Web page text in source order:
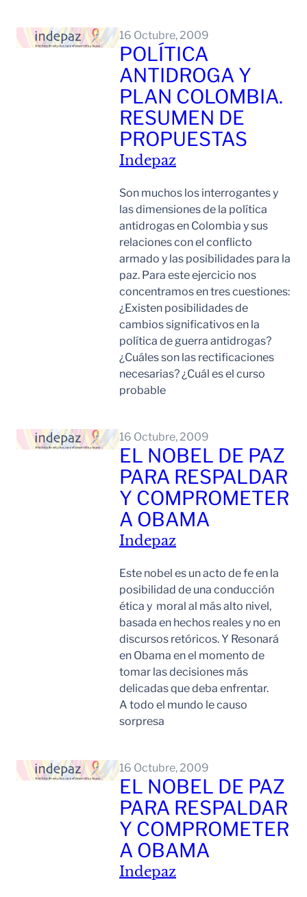
16 Octubre, 2009
POLÍTICA
ANTIDROGA Y
PLAN COLOMBIA.
RESUMEN DE
PROPUESTAS
Indepaz
Son muchos los interrogantes y
las dimensiones de la política
antidrogas en Colombia y sus
relaciones con el conflicto
armado y las posibilidades para la
paz. Para este ejercicio nos
concentramos en tres cuestiones:
¿Existen posibilidades de
cambios significativos en la
política de guerra antidrogas?
¿Cuáles son las rectificaciones
necesarias? ¿Cuál es el curso
probable
16 Octubre, 2009
EL NOBEL DE PAZ
PARA RESPALDAR
Y COMPROMETER
A OBAMA
Indepaz
Este nobel es un acto de fe en la
posibilidad de una conducción
ética y moral al más alto nivel,
basada en hechos reales y no en
discursos retóricos. Y Resonará
en Obama en el momento de
tomar las decisiones más
delicadas que deba enfrentar.
A todo el mundo le causo
sorpresa
16 Octubre, 2009
EL NOBEL DE PAZ
PARA RESPALDAR
Y COMPROMETER
A OBAMA
Indepaz